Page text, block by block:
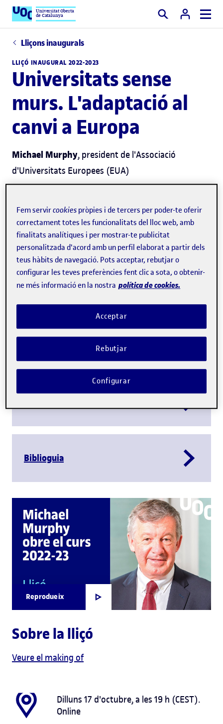
Universitat Oberta
de Catalunya Cercar
Lliçons inaugurals
LLIÇÓ INAUGURAL 2022-2023
Universitats sense
murs. L'adaptació al
canvi a Europa
Michael Murphy, president de l'Associació
d'Universitats Europees (EUA)
Biblioguia
Reprodueix
Sobre la lliçó
Veure el making of
Dilluns 17 d'octubre, a les 19 h (CEST).
Online
Fem servircookies pròpies i de tercers per poder-te oferir
correctament totes les funcionalitats del lloc web, amb
finalitats analítiques i per mostrar-te publicitat
personalitzada d'acord amb un perfil elaborat a partir dels
teus hàbits de navegació. Pots acceptar, rebutjar o
configurar les teves preferències fent clic a sota, o obtenir-
ne més informació en la nostra política de cookies.
Rebutjar
Acceptar
Configurar